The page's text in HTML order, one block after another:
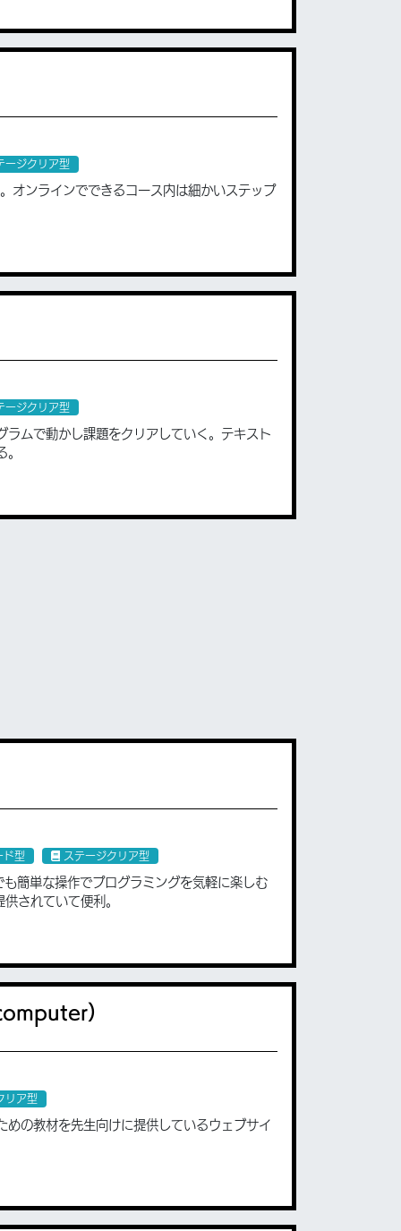
ージクリア型
オンラインでできるコース内は細かいステップ
ージクリア型
ムで動かし課題をクリアしていく。テキスト
ド型 ステージクリア型
簡単な操作でプログラミングを気軽に楽しむ
されていて便利。
）
リア型
の教材を先生向けに提供しているウェブサイ